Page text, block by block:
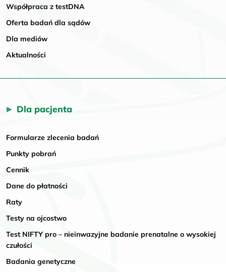
Współpraca z testDNA
Oferta badań dla sądów
Dla mediów
Aktualności
Dla pacjenta
Formularze zlecenia badań
Punkty pobrań
Cennik
Dane do płatności
Raty
Testy na ojcostwo
Test NIFTY pro – nieinwazyjne badanie prenatalne o wysokiej
czułości
Badania genetyczne